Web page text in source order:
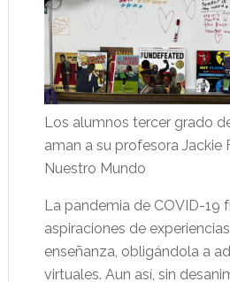
Los alumnos tercer grado
aman a su profesora Jackie
Nuestro Mundo
La pandemia de COVID-19
aspiraciones de
enseñanza, obligándola a
virtuales. Aun así, sin